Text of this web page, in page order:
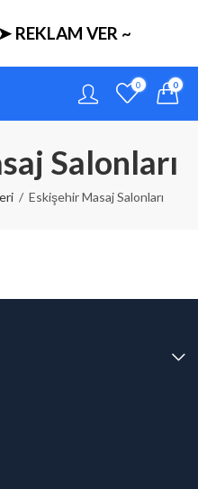
REKLAM VER ~
0 0
Salonları
Eskişehir Masaj Salonları